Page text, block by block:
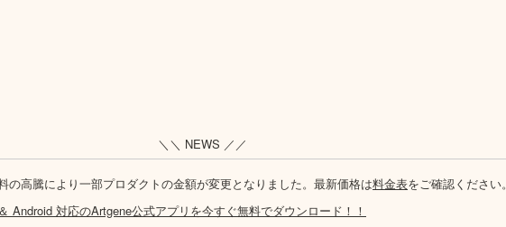
＼＼ NEWS ／／
の高騰により一部プロダクトの金額が変更となりました。最新価格は料金表をご確認ください。
Android 対応のArtgene公式アプリを今すぐ無料でダウンロード！！